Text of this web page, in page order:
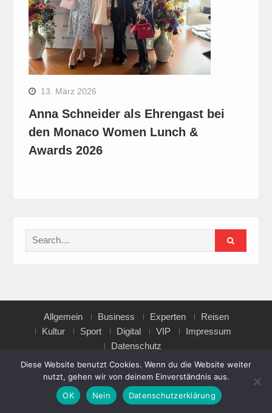
13. März 2026
Anna Schneider als Ehrengast bei
den Monaco Women Lunch &
Awards 2026
Search
for:
Allgemein Business Experten
Reisen
Kultur
Sport Digital VIP
Impressum
Datenschutz
Copyright © All rights reserved.
Magazine Point byAxle Themes
Diese Website benutzt Cookies. Wenn du die Website weiter
nutzt, gehen wir von deinem Einverständnis aus.
OK
Nein Datenschutzerklärung